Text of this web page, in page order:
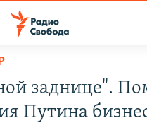
заднице".
Путина